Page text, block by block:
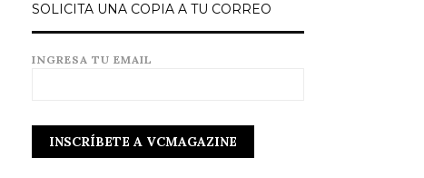
SOLICITA UNA COPIA A TU CORREO
INGRESA TU EMAIL